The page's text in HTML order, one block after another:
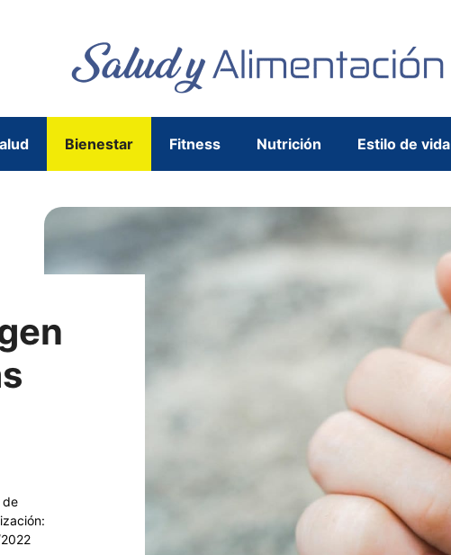
Bienestar Fitness Nutrición Estilo de vida
de